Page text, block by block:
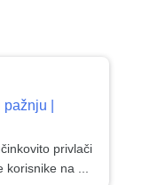
|
privlači
korisnike na ...